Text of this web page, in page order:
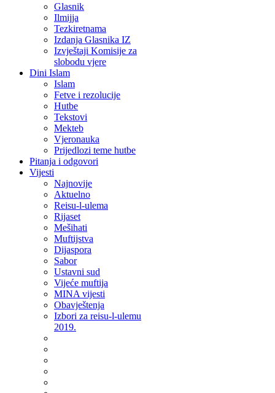
Glasnik
Ilmijja
Tezkiretnama
Izdanja Glasnika IZ
Izvještaji Komisije za
slobodu vjere
Dini Islam
Islam
Fetve i rezolucije
Hutbe
Tekstovi
Mekteb
Vjeronauka
Prijedlozi teme hutbe
Pitanja i odgovori
Vijesti
Najnovije
Aktuelno
Reisu-l-ulema
Rijaset
Mešihati
Muftijstva
Dijaspora
Sabor
Ustavni sud
Vijeće muftija
MINA vijesti
Obavještenja
Izbori za reisu-l-ulemu
2019.